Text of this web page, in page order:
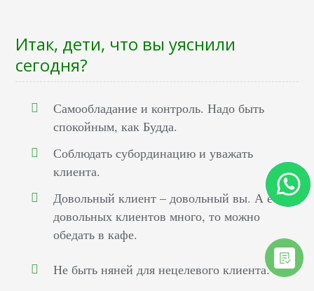
Итак, дети, что вы уяснили
сегодня?
Самообладание и контроль. Надо быть
спокойным, как Будда.
Соблюдать субординацию и уважать
клиента.
Довольный клиент – довольный вы. А если
довольных клиентов много, то можно
обедать в кафе.
Не быть няней для нецелевого клиента.